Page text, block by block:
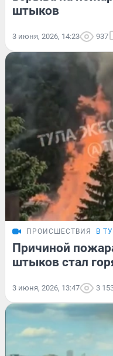
штыков
3 июня, 2026, 14:23 937
ПРОИСШЕСТВИЯ В
Причиной
штыков стал
3 июня, 2026, 13:47 3